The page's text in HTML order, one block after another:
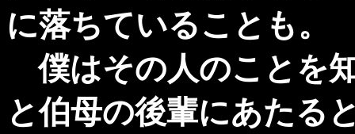
に落ちていることも。
僕はその人のことを
と伯母の後輩にあたる